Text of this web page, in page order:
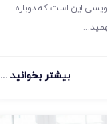
این است که دوباره
بیشتر بخوانید ...